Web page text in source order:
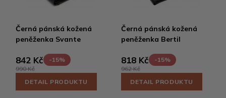
Černá pánská kožená
peněženka Svante
842 Kč
-15%
990 Kč
DETAIL PRODUKTU
Černá pánská kožená
peněženka Bertil
818 Kč
-15%
962 Kč
DETAIL PRODUKTU